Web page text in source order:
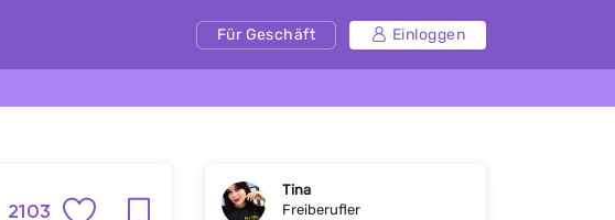
Für Geschäft Einloggen
2103
Tina
Freiberufler